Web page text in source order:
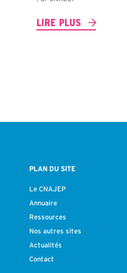
LIRE PLUS
PLAN DU SITE
Le CNAJEP
Annuaire
Ressources
Nos autres sites
Actualités
Contact